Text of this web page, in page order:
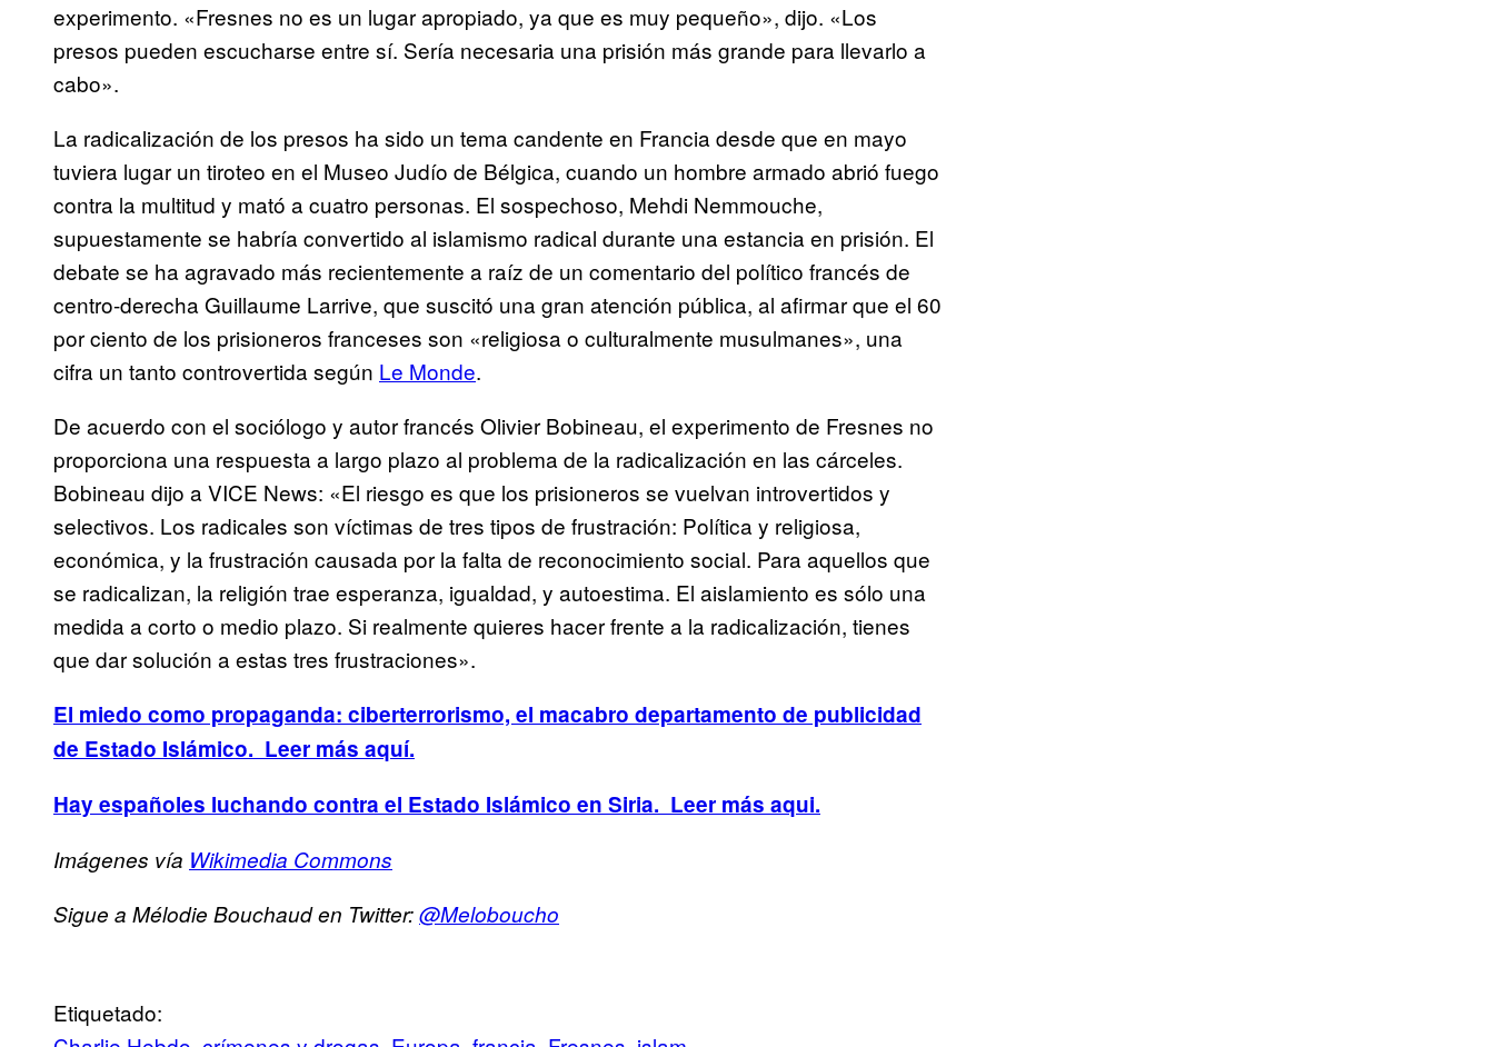
experimento. «Fresnes no es un lugar apropiado, ya que es muy pequeño», dijo. «Los
presos pueden escucharse entre sí. Sería necesaria una prisión más grande para llevarlo a
cabo».
La radicalización de los presos ha sido un tema candente en Francia desde que en mayo
tuviera lugar un tiroteo en el Museo Judío de Bélgica, cuando un hombre armado abrió fuego
contra la multitud y mató a cuatro personas. El sospechoso, Mehdi Nemmouche,
supuestamente se habría convertido al islamismo radical durante una estancia en prisión. El
debate se ha agravado más recientemente a raíz de un comentario del político francés de
centro-derecha Guillaume Larrive, que suscitó una gran atención pública, al afirmar que el 60
por ciento de los prisioneros franceses son «religiosa o culturalmente musulmanes», una
cifra un tanto controvertida según Le Monde.
De acuerdo con el sociólogo y autor francés Olivier Bobineau, el experimento de Fresnes no
proporciona una respuesta a largo plazo al problema de la radicalización en las cárceles.
Bobineau dijo a VICE News: «El riesgo es que los prisioneros se vuelvan introvertidos y
selectivos. Los radicales son víctimas de tres tipos de frustración: Política y religiosa,
económica, y la frustración causada por la falta de reconocimiento social. Para aquellos que
se radicalizan, la religión trae esperanza, igualdad, y autoestima. El aislamiento es sólo una
medida a corto o medio plazo. Si realmente quieres hacer frente a la radicalización, tienes
que dar solución a estas tres frustraciones».
El miedo como propaganda: ciberterrorismo, el macabro departamento de publicidad
de Estado Islámico. Leer más aquí.
Hay españoles luchando contra el Estado Islámico en Siria. Leer más aqui.
Imágenes vía Wikimedia Commons
Sigue a Mélodie Bouchaud en Twitter:@Meloboucho
Etiquetado: